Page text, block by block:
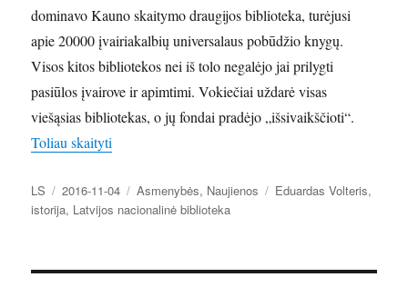
dominavo Kauno skaitymo draugijos biblioteka, turėjusi
apie 20000 įvairiakalbių universalaus pobūdžio knygų.
Visos kitos bibliotekos nei iš tolo negalėjo jai prilygti
pasiūlos įvairove ir apimtimi. Vokiečiai uždarė visas
viešąsias bibliotekas, o jų fondai pradėjo „išsivaikščioti“.
Toliau skaityti
Autorius
LS Paskelbta
2016-11-04 Kategorijos
Asmenybės, Naujienos Žymos
Eduardas Volteris,
istorija, Latvijos nacionalinė biblioteka